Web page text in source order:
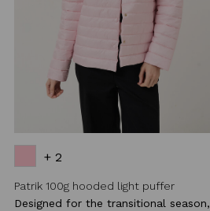
+ 2
Patrik 100g hooded light puffer
Designed for the transitional season,